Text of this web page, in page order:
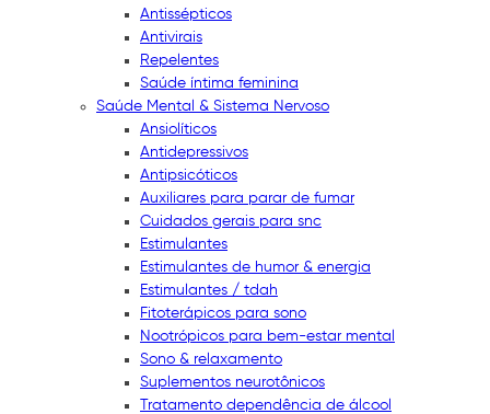
Antissépticos
Antivirais
Repelentes
Saúde íntima feminina
Saúde Mental & Sistema Nervoso
Ansiolíticos
Antidepressivos
Antipsicóticos
Auxiliares para parar de fumar
Cuidados gerais para snc
Estimulantes
Estimulantes de humor & energia
Estimulantes / tdah
Fitoterápicos para sono
Nootrópicos para bem-estar mental
Sono & relaxamento
Suplementos neurotônicos
Tratamento dependência de álcool